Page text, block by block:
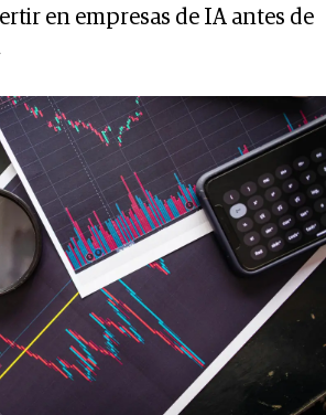
en empresas de IA antes de